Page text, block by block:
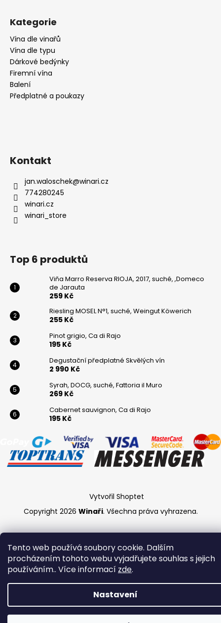
Tento web používá soubory cookie. Dalším
procházením tohoto webu vyjadřujete souhlas s jejich
používáním.. Více informací zde.
Nastavení
Kategorie
Vína dle vinařů
Vína dle typu
Dárkové bedýnky
Firemní vína
Balení
Předplatné a poukazy
Kontakt
jan.waloschek@winari.cz
774280245
winari.cz
winari_store
Top 6 produktů
Viňa Marro Reserva RIOJA, 2017, suché, ,Domeco
de Jarauta
259 Kč
Riesling MOSEL N°1, suché, Weingut Köwerich
255 Kč
Pinot grigio, Ca di Rajo
195 Kč
Degustační předplatné Skvělých vín
2 990 Kč
Syrah, DOCG, suché, Fattoria il Muro
269 Kč
Cabernet sauvignon, Ca di Rajo
195 Kč
Vytvořil Shoptet
Copyright 2026 Winaři. Všechna práva vyhrazena.